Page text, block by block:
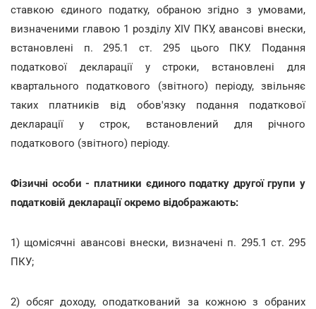
ставкою єдиного податку, обраною згідно з умовами,
визначеними главою 1 розділу XIV ПКУ, авансові внески,
встановлені п. 295.1 ст. 295 цього ПКУ. Подання
податкової декларації у строки, встановлені для
квартального податкового (звітного) періоду, звільняє
таких платників від обов'язку подання податкової
декларації у строк, встановлений для річного
податкового (звітного) періоду.
Фізичні особи - платники єдиного податку другої групи у
податковій декларації окремо відображають:
1) щомісячні авансові внески, визначені п. 295.1 ст. 295
ПКУ;
2) обсяг доходу, оподаткований за кожною з обраних